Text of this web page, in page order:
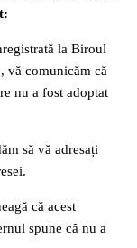
la Biroul
vă comunicăm că
nu a fost adoptat
să vă adresați
că acest
spune că nu a